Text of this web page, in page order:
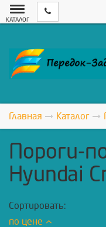
КАТАЛОГ
Главная Каталог
Пороги-
Hyundai
Сортировать:
по цене